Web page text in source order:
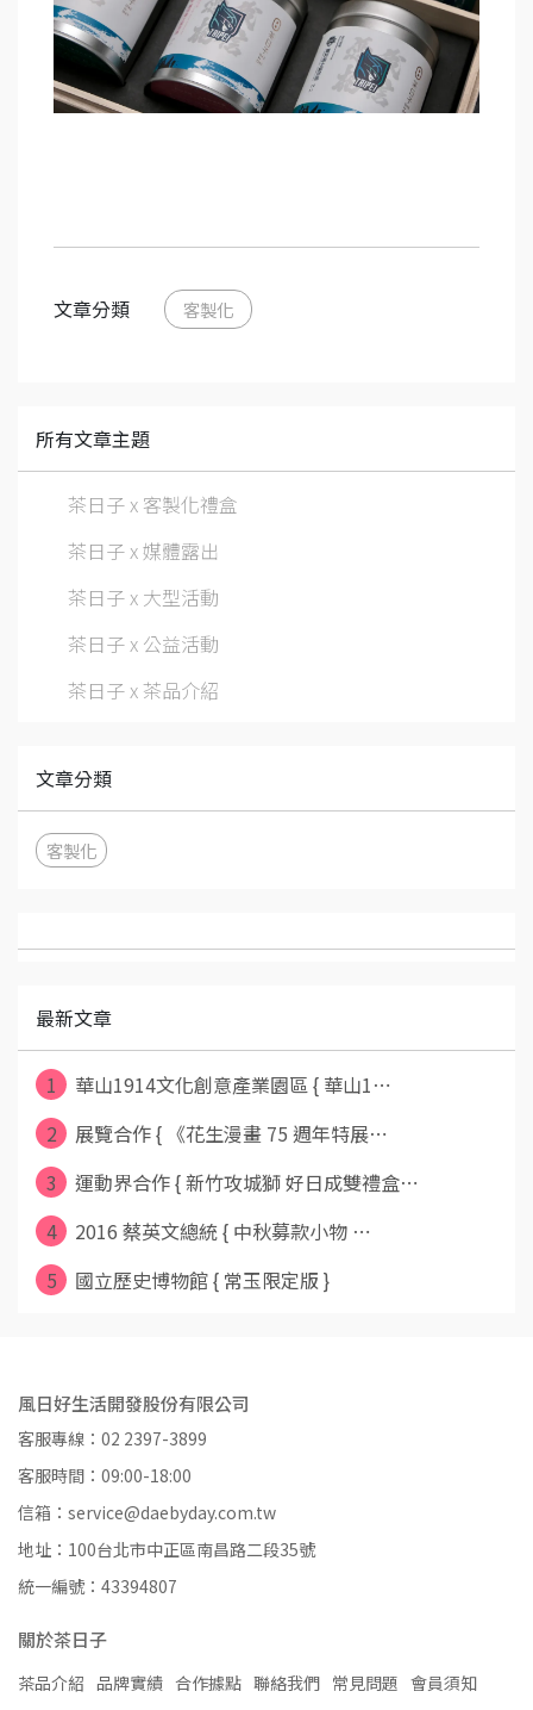
文章分類 客製化
所有文章主題
茶日子 x 客製化禮盒
茶日子 x 媒體露出
茶日子 x 大型活動
茶日子 x 公益活動
茶日子 x 茶品介紹
文章分類
客製化
最新文章
1
華山1914文化創意產業園區 { 華山1⋯
2
展覽合作 { 《花生漫畫 75 週年特展⋯
3
運動界合作 { 新竹攻城獅 好日成雙禮盒⋯
4
2016 蔡英文總統 { 中秋募款小物 ⋯
5
國立歷史博物館 { 常玉限定版 }
風日好生活開發股份有限公司
客服專線：02 2397-3899
客服時間：09:00-18:00
信箱：service@daebyday.com.tw
地址：100台北市中正區南昌路二段35號
統一編號：43394807
關於茶日子
茶品介紹 品牌實績 合作據點 聯絡我們 常見問題 會員須知